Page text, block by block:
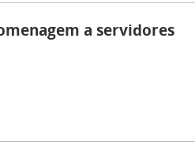
a servidores